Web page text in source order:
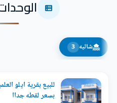
شاليه 3
بسعر لقطه جداا